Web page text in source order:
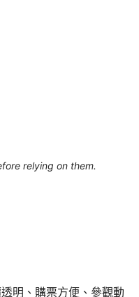
relying on them.
明、購票方便、參觀動